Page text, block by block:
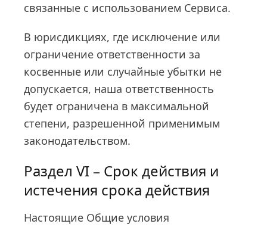
связанные с использованием Сервиса.
В юрисдикциях, где исключение или
ограничение ответственности за
косвенные или случайные убытки не
допускается, наша ответственность
будет ограничена в максимальной
степени, разрешенной применимым
законодательством.
Раздел VI – Срок действия и
истечения срока действия
Настоящие Общие условия